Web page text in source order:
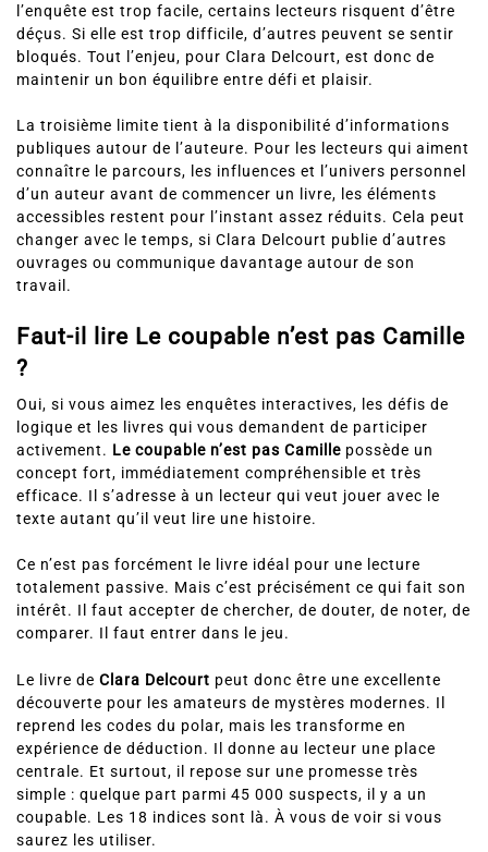
l’enquête est trop facile, certains lecteurs risquent d’être
déçus. Si elle est trop difficile, d’autres peuvent se sentir
bloqués. Tout l’enjeu, pour Clara Delcourt, est donc de
maintenir un bon équilibre entre défi et plaisir.
La troisième limite tient à la disponibilité d’informations
publiques autour de l’auteure. Pour les lecteurs qui aiment
connaître le parcours, les influences et l’univers personnel
d’un auteur avant de commencer un livre, les éléments
accessibles restent pour l’instant assez réduits. Cela peut
changer avec le temps, si Clara Delcourt publie d’autres
ouvrages ou communique davantage autour de son
travail.
Faut-il lire Le coupable n’est pas Camille
?
Oui, si vous aimez les enquêtes interactives, les défis de
logique et les livres qui vous demandent de participer
activement. Le coupable n’est pas Camille possède un
concept fort, immédiatement compréhensible et très
efficace. Il s’adresse à un lecteur qui veut jouer avec le
texte autant qu’il veut lire une histoire.
Ce n’est pas forcément le livre idéal pour une lecture
totalement passive. Mais c’est précisément ce qui fait son
intérêt. Il faut accepter de chercher, de douter, de noter, de
comparer. Il faut entrer dans le jeu.
Le livre de Clara Delcourt peut donc être une excellente
découverte pour les amateurs de mystères modernes. Il
reprend les codes du polar, mais les transforme en
expérience de déduction. Il donne au lecteur une place
centrale. Et surtout, il repose sur une promesse très
simple : quelque part parmi 45 000 suspects, il y a un
coupable. Les 18 indices sont là. À vous de voir si vous
saurez les utiliser.